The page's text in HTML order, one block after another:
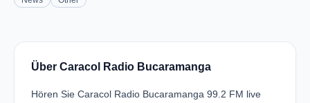
Über Caracol Radio Bucaramanga
Hören Sie Caracol Radio Bucaramanga 99.2 FM live